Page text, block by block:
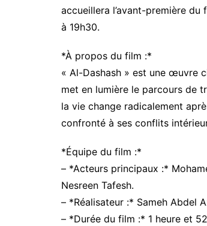
accueillera l’avant-première
à 19h30.
*À propos du film :*
« Al-Dashash » est une œuvre
met en lumière le parcours de
la vie change radicalement
confronté à ses conflits
*Équipe du film :*
– *Acteurs principaux :*
Nesreen Tafesh.
– *Réalisateur :* Sameh Abdel
– *Durée du film :* 1 heure et